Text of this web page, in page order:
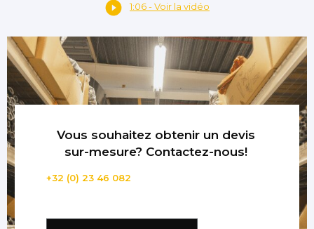
1:06 - Voir la vidéo
Vous souhaitez obtenir un devis
sur-mesure? Contactez-nous!
+32 (0) 23 46 082